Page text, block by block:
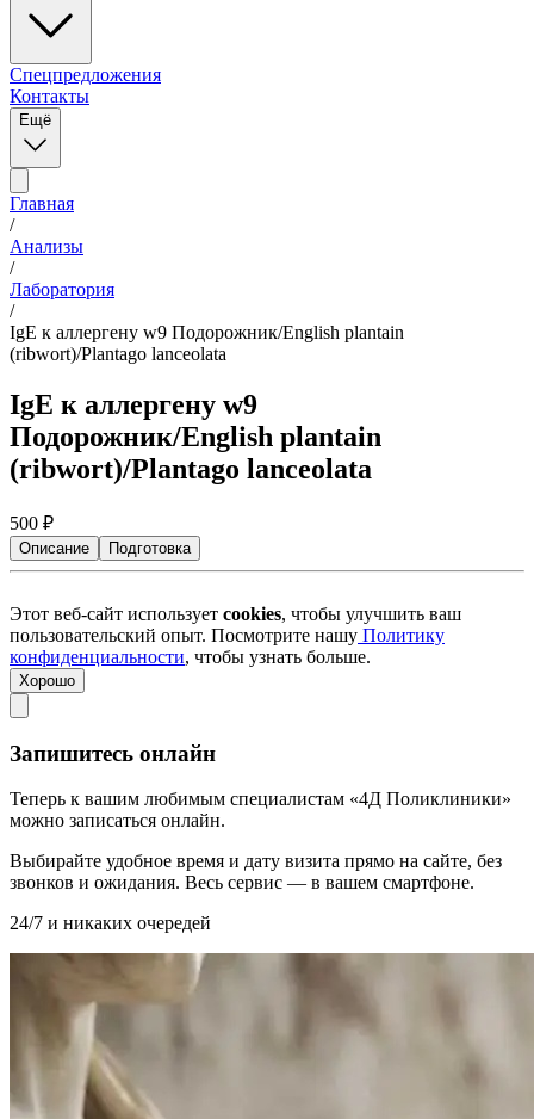
Спецпредложения
Контакты
Ещё
Главная
/
Анализы
/
Лаборатория
/
IgE к аллергену w9 Подорожник/English plantain
(ribwort)/Plantago lanceolata
IgE к аллергену w9
Подорожник/English plantain
(ribwort)/Plantago lanceolata
500 ₽
Описание Подготовка
Этот веб-сайт использует cookies, чтобы улучшить ваш
пользовательский опыт. Посмотрите нашу Политику
конфиденциальности, чтобы узнать больше.
Хорошо
Запишитесь онлайн
Теперь к вашим любимым специалистам «4Д Поликлиники»
можно записаться онлайн.
Выбирайте удобное время и дату визита прямо на сайте, без
звонков и ожидания. Весь сервис — в вашем смартфоне.
24/7 и никаких очередей